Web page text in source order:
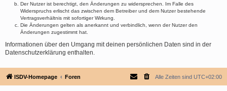
Der Nutzer ist berechtigt, den Änderungen zu widersprechen. Im Falle des
Widerspruchs erlischt das zwischen dem Betreiber und dem Nutzer bestehende
Vertragsverhältnis mit sofortiger Wirkung.
Die Änderungen gelten als anerkannt und verbindlich, wenn der Nutzer den
Änderungen zugestimmt hat.
Informationen über den Umgang mit deinen persönlichen Daten sind in der
Datenschutzerklärung enthalten.
ISDV-Homepage Foren Alle Zeiten sind UTC+02:00